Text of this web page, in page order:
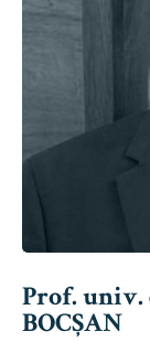
Prof. univ.
BOCȘAN